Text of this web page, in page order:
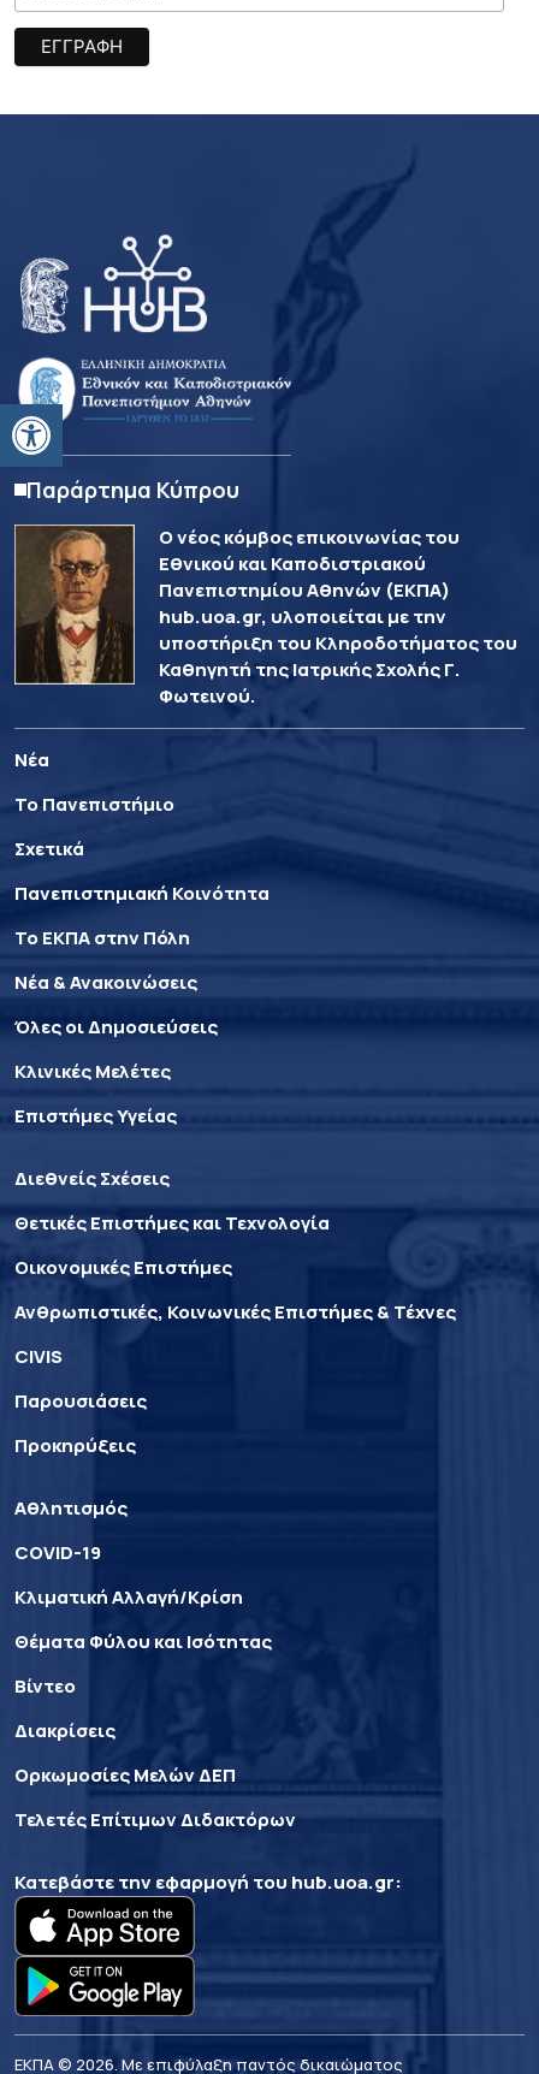
Ανοίξτε τη γραμμή εργαλείων
Παράρτημα Κύπρου
Ο νέος κόμβος επικοινωνίας του
Εθνικού και Καποδιστριακού
Πανεπιστημίου Αθηνών (ΕΚΠΑ)
hub.uoa.gr, υλοποιείται με την
υποστήριξη του Κληροδοτήματος του
Καθηγητή της Ιατρικής Σχολής Γ.
Φωτεινού.
Νέα
Το Πανεπιστήμιο
Σχετικά
Πανεπιστημιακή Κοινότητα
Το ΕΚΠΑ στην Πόλη
Νέα & Ανακοινώσεις
Όλες οι Δημοσιεύσεις
Κλινικές Μελέτες
Επιστήμες Υγείας
Διεθνείς Σχέσεις
Θετικές Επιστήμες και Τεχνολογία
Οικονομικές Επιστήμες
Ανθρωπιστικές, Κοινωνικές Επιστήμες & Τέχνες
CIVIS
Παρουσιάσεις
Προκηρύξεις
Αθλητισμός
COVID-19
Κλιματική Αλλαγή/Κρίση
Θέματα Φύλου και Ισότητας
Βίντεο
Διακρίσεις
Ορκωμοσίες Μελών ΔΕΠ
Τελετές Επίτιμων Διδακτόρων
Κατεβάστε την εφαρμογή του hub.uoa.gr:
ΕΚΠΑ © 2026. Με επιφύλαξη παντός δικαιώματος